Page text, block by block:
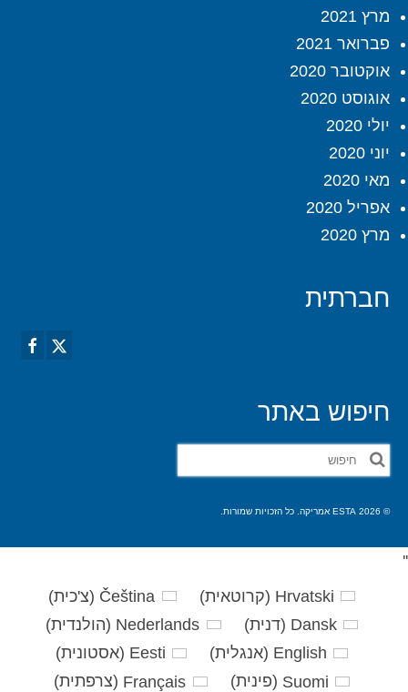
מרץ 2021
פברואר 2021
אוקטובר 2020
אוגוסט 2020
יולי 2020
יוני 2020
מאי 2020
אפריל 2020
מרץ 2020
חברתית
חיפוש באתר
חפש
את:
© 2026 ESTA אמריקה. כל הזכויות שמורות.
'
'
Hrvatski
(קרוטאית)
Čeština
(צ'כית)
Dansk
(דנית)
Nederlands
(הולנדית)
English
(אנגלית)
Eesti
(אסטונית)
Suomi
(פינית)
Français
(צרפתית)